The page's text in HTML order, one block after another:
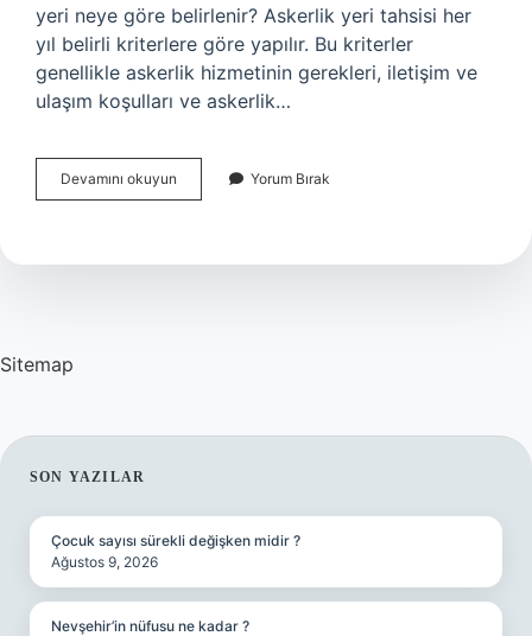
yeri neye göre belirlenir? Askerlik yeri tahsisi her
yıl belirli kriterlere göre yapılır. Bu kriterler
genellikle askerlik hizmetinin gerekleri, iletişim ve
ulaşım koşulları ve askerlik…
Devamını okuyun
Nereye
Yorum Bırak
Sitemap
SIDEBAR
SON YAZILAR
Çocuk sayısı sürekli değişken midir ?
Ağustos 9, 2026
Nevşehir’in nüfusu ne kadar ?